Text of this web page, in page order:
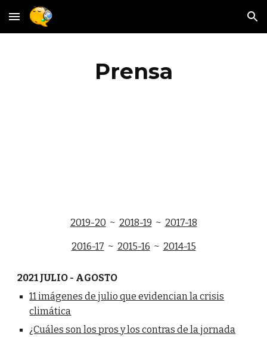
Skip to main content Skip to navigation
Prensa
2019-20 ~ 2018-19 ~ 2017-18
2016-17 ~ 2015-16 ~ 2014-15
2021 JULIO - AGOSTO
11 imágenes de julio que evidencian la crisis
climática
¿Cuáles son los pros y los contras de la jornada